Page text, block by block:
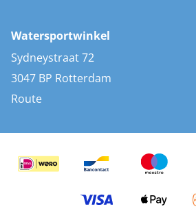
AIS transponders
Stootwillen en fenders
Bootkussens
Zwemtrappen
Watersportwinkel
Sydneystraat 72
3047 BP Rotterdam
Route